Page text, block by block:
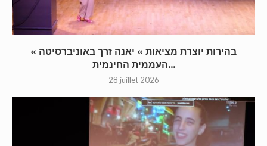
« בהירות יוצרת מציאות » יאנה זרך באוניברסיטה
העממית החינמית...
28 juillet 2026